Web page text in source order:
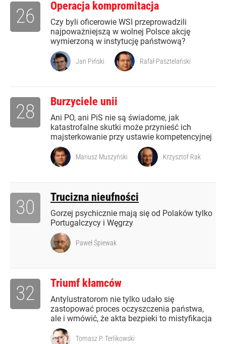
Operacja kompromitacja
Czy byli oficerowie WSI przeprowadzili
najpoważniejszą w wolnej Polsce akcję
wymierzoną w instytucję państwową?
26
Jan Piński Rafał Pasztelański
Burzyciele unii
Ani PO, ani PiS nie są świadome, jak
katastrofalne skutki może przynieść ich
majsterkowanie przy ustawie kompetencyjnej
28
Mariusz Muszyński Krzysztof Rak
Trucizna nieufności
Gorzej psychicznie mają się od Polaków tylko
Portugalczycy i Węgrzy
30
Paweł Śpiewak
Triumf kłamców
Antylustratorom nie tylko udało się
zastopować proces oczyszczenia państwa,
ale i wmówić, że akta bezpieki to mistyfikacja
32
Tomasz P. Terlikowski